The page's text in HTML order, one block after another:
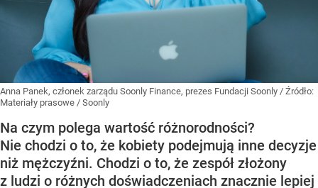
Anna Panek, członek zarządu Soonly Finance, prezes Fundacji Soonly / Źródło:
Materiały prasowe / Soonly
Na czym polega wartość różnorodności?
Nie chodzi o to, że kobiety podejmują inne decyzje
niż mężczyźni. Chodzi o to, że zespół złożony
z ludzi o różnych doświadczeniach znacznie lepiej